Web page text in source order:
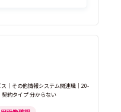
｜その他情報システム関連職｜20-
約タイプ 分からない